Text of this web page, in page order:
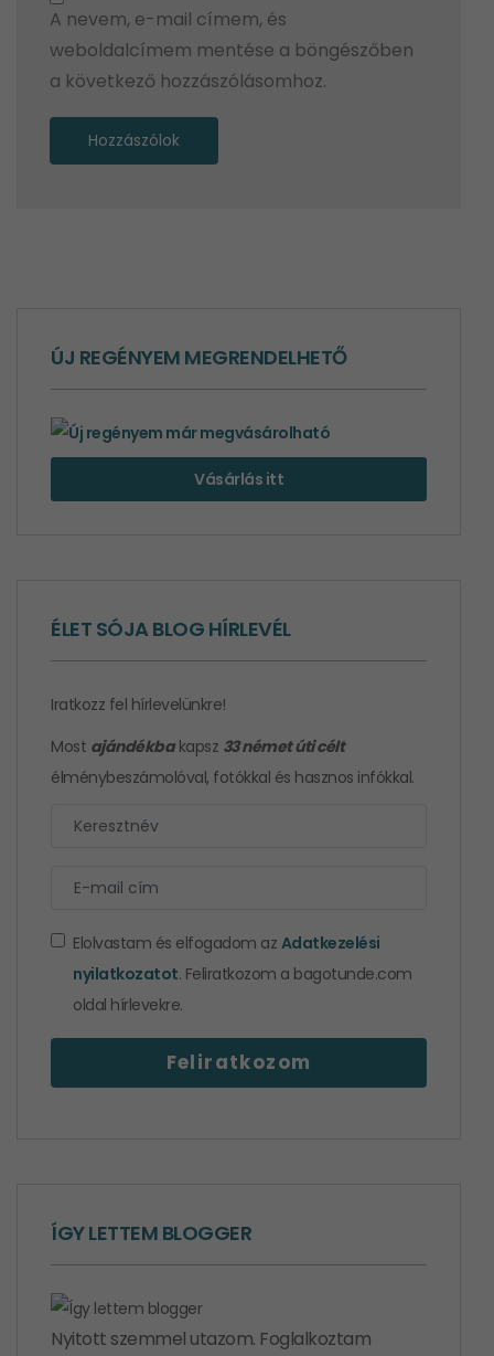
A nevem, e-mail címem, és
weboldalcímem mentése a böngészőben
a következő hozzászólásomhoz.
ÚJ REGÉNYEM MEGRENDELHETŐ
Vásárlás itt
ÉLET SÓJA BLOG HÍRLEVÉL
Iratkozz fel hírlevelünkre!
Most ajándékbakapsz 33 német úti célt
élménybeszámolóval, fotókkal és hasznos infókkal.
Elolvastam és elfogadom az Adatkezelési
nyilatkozatot. Feliratkozom a bagotunde.com
oldal hírlevekre.
ÍGY LETTEM BLOGGER
Nyitott szemmel utazom. Foglalkoztam